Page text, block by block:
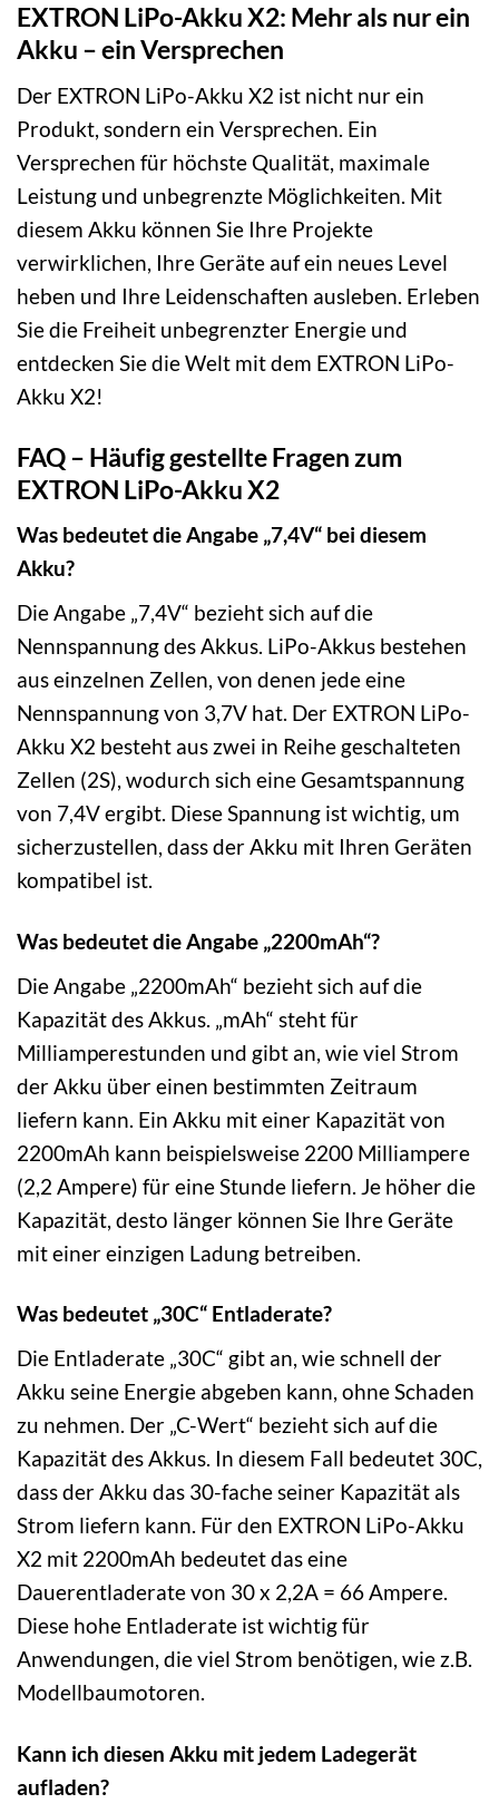
EXTRON LiPo-Akku X2: Mehr als nur ein
Akku – ein Versprechen
Der EXTRON LiPo-Akku X2 ist nicht nur ein
Produkt, sondern ein Versprechen. Ein
Versprechen für höchste Qualität, maximale
Leistung und unbegrenzte Möglichkeiten. Mit
diesem Akku können Sie Ihre Projekte
verwirklichen, Ihre Geräte auf ein neues Level
heben und Ihre Leidenschaften ausleben. Erleben
Sie die Freiheit unbegrenzter Energie und
entdecken Sie die Welt mit dem EXTRON LiPo-
Akku X2!
FAQ – Häufig gestellte Fragen zum
EXTRON LiPo-Akku X2
Was bedeutet die Angabe „7,4V“ bei diesem
Akku?
Die Angabe „7,4V“ bezieht sich auf die
Nennspannung des Akkus. LiPo-Akkus bestehen
aus einzelnen Zellen, von denen jede eine
Nennspannung von 3,7V hat. Der EXTRON LiPo-
Akku X2 besteht aus zwei in Reihe geschalteten
Zellen (2S), wodurch sich eine Gesamtspannung
von 7,4V ergibt. Diese Spannung ist wichtig, um
sicherzustellen, dass der Akku mit Ihren Geräten
kompatibel ist.
Was bedeutet die Angabe „2200mAh“?
Die Angabe „2200mAh“ bezieht sich auf die
Kapazität des Akkus. „mAh“ steht für
Milliamperestunden und gibt an, wie viel Strom
der Akku über einen bestimmten Zeitraum
liefern kann. Ein Akku mit einer Kapazität von
2200mAh kann beispielsweise 2200 Milliampere
(2,2 Ampere) für eine Stunde liefern. Je höher die
Kapazität, desto länger können Sie Ihre Geräte
mit einer einzigen Ladung betreiben.
Was bedeutet „30C“ Entladerate?
Die Entladerate „30C“ gibt an, wie schnell der
Akku seine Energie abgeben kann, ohne Schaden
zu nehmen. Der „C-Wert“ bezieht sich auf die
Kapazität des Akkus. In diesem Fall bedeutet 30C,
dass der Akku das 30-fache seiner Kapazität als
Strom liefern kann. Für den EXTRON LiPo-Akku
X2 mit 2200mAh bedeutet das eine
Dauerentladerate von 30 x 2,2A = 66 Ampere.
Diese hohe Entladerate ist wichtig für
Anwendungen, die viel Strom benötigen, wie z.B.
Modellbaumotoren.
Kann ich diesen Akku mit jedem Ladegerät
aufladen?